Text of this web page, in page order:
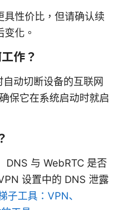
具性价比，但请确认续
化。
作？
动切断设备的互联网
保它在系统启动时就启
DNS 与 WebRTC 是否
设置中的 DNS 泄露
子工具：VPN、